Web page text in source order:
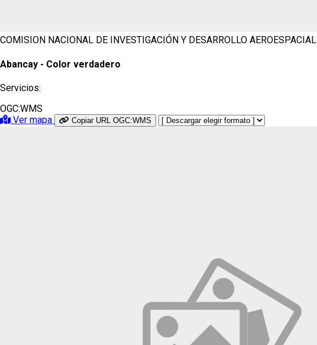
COMISION NACIONAL DE INVESTIGACIÓN Y DESARROLLO AEROESPACIAL
Abancay - Color verdadero
Servicios:
OGC:WMS
Ver mapa
Copiar URL OGC:WMS